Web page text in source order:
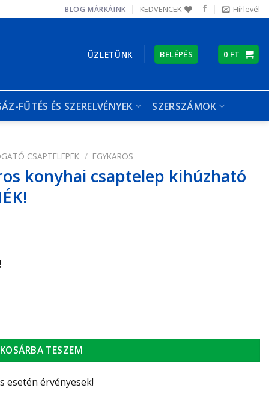
BLOG MÁRKÁINK KEDVENCEK Hírlevél
ÜZLETÜNK BELÉPÉS 0 FT
FŰTÉS ÉS SZERELVÉNYEK SZERSZÁMOK
CSAPTELEPEK / EGYKAROS
konyhai csaptelep kihúzható
KOSÁRBA TESZEM
esetén érvényesek!